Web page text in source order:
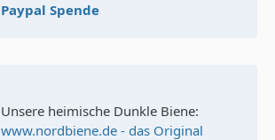
Paypal Spende
Unsere heimische Dunkle Biene:
www.nordbiene.de - das Original